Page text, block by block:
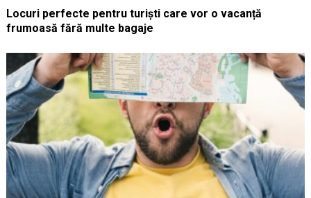
Locuri perfecte pentru turiști care vor o vacanță
frumoasă fără multe bagaje